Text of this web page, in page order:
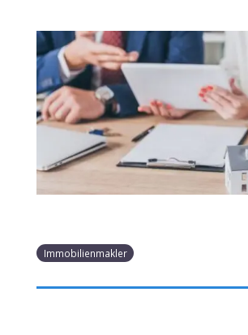
Immobilienmakler